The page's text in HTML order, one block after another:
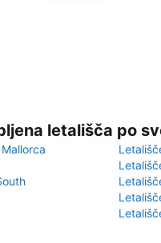
letališča po